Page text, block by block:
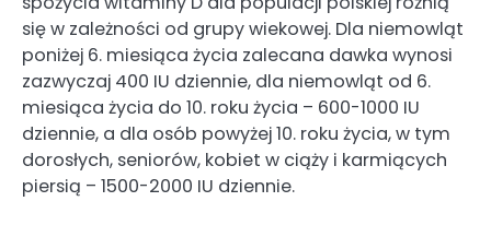
się w zależności od grupy wiekowej. Dla niemowląt
poniżej 6. miesiąca życia zalecana dawka wynosi
zazwyczaj 400 IU dziennie, dla niemowląt od 6.
miesiąca życia do 10. roku życia – 600-1000 IU
dziennie, a dla osób powyżej 10. roku życia, w tym
dorosłych, seniorów, kobiet w ciąży i karmiących
piersią – 1500-2000 IU dziennie.